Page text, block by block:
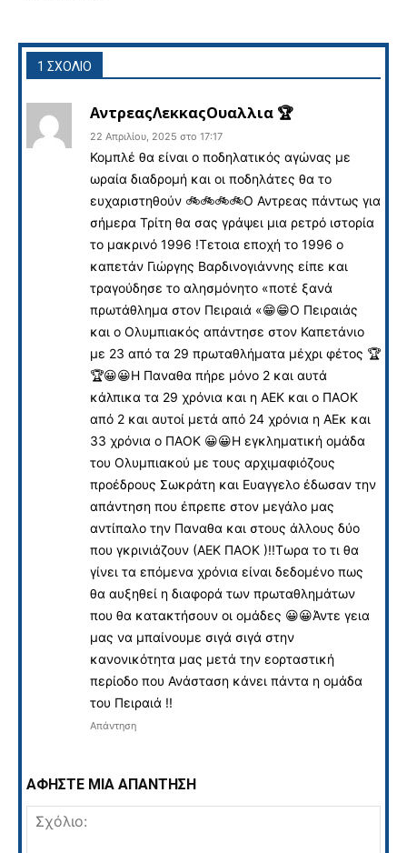
1 ΣΧΟΛΙΟ
ΑντρεαςΛεκκαςΟυαλλια 🏆
22 Απριλίου, 2025 στο 17:17
Κομπλέ θα είναι ο ποδηλατικός αγώνας με
ωραία διαδρομή και οι ποδηλάτες θα το
ευχαριστηθούν 🚲🚲🚲🚲Ο Αντρεας πάντως για
σήμερα Τρίτη θα σας γράψει μια ρετρό ιστορία
το μακρινό 1996 !Τετοια εποχή το 1996 ο
καπετάν Γιώργης Βαρδινογιάννης είπε και
τραγούδησε το αλησμόνητο «ποτέ ξανά
πρωτάθλημα στον Πειραιά «😁😁Ο Πειραιάς
και ο Ολυμπιακός απάντησε στον Καπετάνιο
με 23 από τα 29 πρωταθλήματα μέχρι φέτος 🏆
🏆😀😀Η Παναθα πήρε μόνο 2 και αυτά
κάλπικα τα 29 χρόνια και η ΑΕΚ και ο ΠΑΟΚ
από 2 και αυτοί μετά από 24 χρόνια η ΑΕκ και
33 χρόνια ο ΠΑΟΚ 😀😀Η εγκληματική ομάδα
του Ολυμπιακού με τους αρχιμαφιόζους
προέδρους Σωκράτη και Ευαγγελο έδωσαν την
απάντηση που έπρεπε στον μεγάλο μας
αντίπαλο την Παναθα και στους άλλους δύο
που γκρινιάζουν (ΑΕΚ ΠΑΟΚ )!!Τωρα το τι θα
γίνει τα επόμενα χρόνια είναι δεδομένο πως
θα αυξηθεί η διαφορά των πρωταθλημάτων
που θα κατακτήσουν οι ομάδες 😀😀Άντε γεια
μας να μπαίνουμε σιγά σιγά στην
κανονικότητα μας μετά την εορταστική
περίοδο που Ανάσταση κάνει πάντα η ομάδα
του Πειραιά !!
Απάντηση
ΑΦΗΣΤΕ ΜΙΑ ΑΠΑΝΤΗΣΗ